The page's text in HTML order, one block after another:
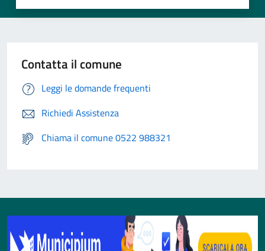
Contatta il comune
Leggi le domande frequenti
Richiedi Assistenza
Chiama il comune 0522 988321